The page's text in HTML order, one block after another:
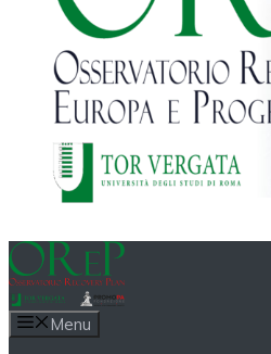
Menu